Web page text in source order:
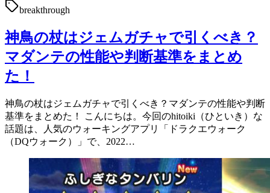
breakthrough
神鳥の杖はジェムガチャで引くべき？
マダンテの性能や判断基準をまとめ
た！
神鳥の杖はジェムガチャで引くべき？マダンテの性能や判断
基準をまとめた！ こんにちは。今回のhitoiki（ひといき）な
話題は、人気のウォーキングアプリ「ドラクエウォーク
（DQウォーク）」で、2022…